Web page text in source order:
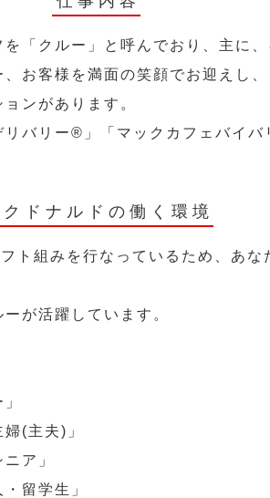
「クルー」と呼んでおり、主に
お客様を満面の笑顔でお迎えし
ンがあります。
バリー®︎」「マックカフェバイバ
クドナルドの働く環境
ト組みを行なっているため、あな
が活躍しています。
(主夫)」
ア」
留学生」